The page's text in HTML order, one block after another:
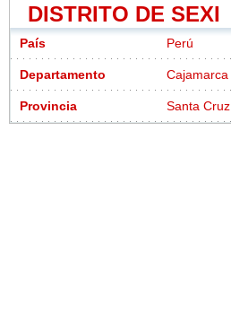
DISTRITO DE SEXI
País Perú
Departamento Cajamarca
Provincia Santa Cruz